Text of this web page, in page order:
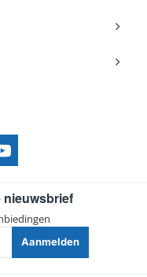
nieuwsbrief
Aanmelden